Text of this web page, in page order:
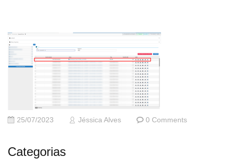
25/07/2023 Jéssica Alves 0 Comments
Categorias